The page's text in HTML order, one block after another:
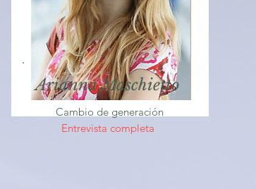
Arianna Maschietto
Cambio de generación
Entrevista completa